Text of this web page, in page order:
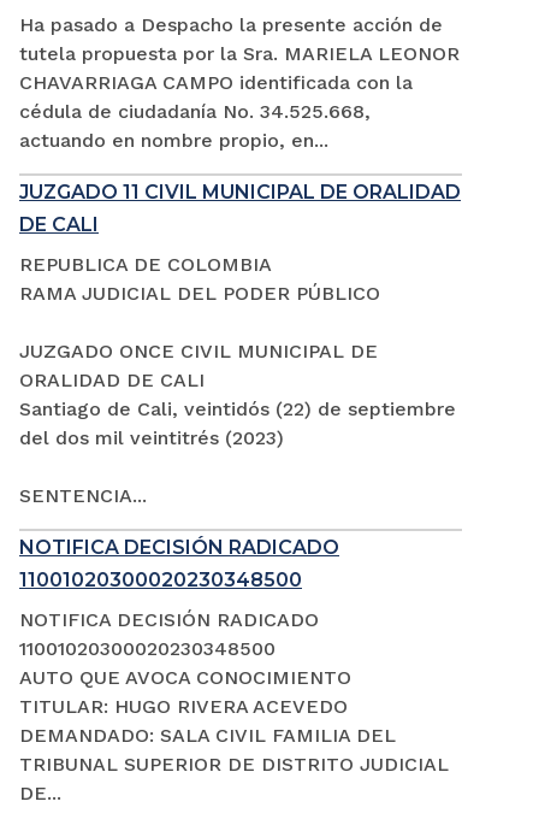
Ha pasado a Despacho la presente acción de
tutela propuesta por la Sra. MARIELA LEONOR
CHAVARRIAGA CAMPO identificada con la
cédula de ciudadanía No. 34.525.668,
actuando en nombre propio, en...
JUZGADO 11 CIVIL MUNICIPAL DE ORALIDAD
DE CALI
REPUBLICA DE COLOMBIA
RAMA JUDICIAL DEL PODER PÚBLICO
JUZGADO ONCE CIVIL MUNICIPAL DE
ORALIDAD DE CALI
Santiago de Cali, veintidós (22) de septiembre
del dos mil veintitrés (2023)
SENTENCIA...
NOTIFICA DECISIÓN RADICADO
11001020300020230348500
NOTIFICA DECISIÓN RADICADO
11001020300020230348500
AUTO QUE AVOCA CONOCIMIENTO
TITULAR: HUGO RIVERA ACEVEDO
DEMANDADO: SALA CIVIL FAMILIA DEL
TRIBUNAL SUPERIOR DE DISTRITO JUDICIAL
DE...